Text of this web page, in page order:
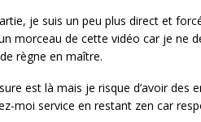
je suis un peu plus direct et
morceau de cette vidéo car je ne
règne en maître.
est là mais je risque d’avoir des
moi service en restant zen car